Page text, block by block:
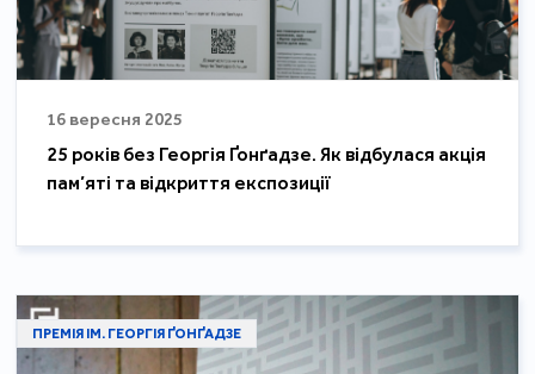
16 вересня 2025
25 років без Георгія Ґонґадзе. Як відбулася акція
пам’яті та відкриття експозиції
ПРЕМІЯ ІМ. ГЕОРГІЯ ҐОНҐАДЗЕ